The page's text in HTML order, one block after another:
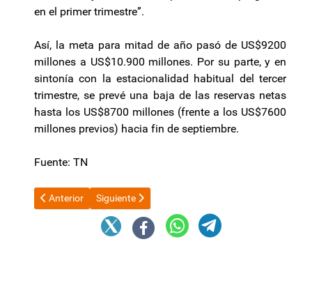
en el primer trimestre”.
Así, la meta para mitad de año pasó de US$9200
millones a US$10.900 millones. Por su parte, y en
sintonía con la estacionalidad habitual del tercer
trimestre, se prevé una baja de las reservas netas
hasta los US$8700 millones (frente a los US$7600
millones previos) hacia fin de septiembre.
Fuente: TN
Artículo anterior: Crece el endeudamiento en la clase media y
Anterior Artículo siguiente: Raúl Jalil inauguró un Aula del
Siguiente